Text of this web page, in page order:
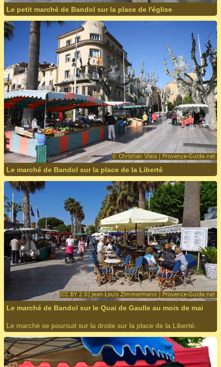
Le petit marché de Bandol sur la place de l'église
Le marché de Bandol sur la place de la Liberté
Le marché de Bandol sur le Quai de Gaulle au mois de mai
Le marché se poursuit sur la droite sur la place de la Liberté.